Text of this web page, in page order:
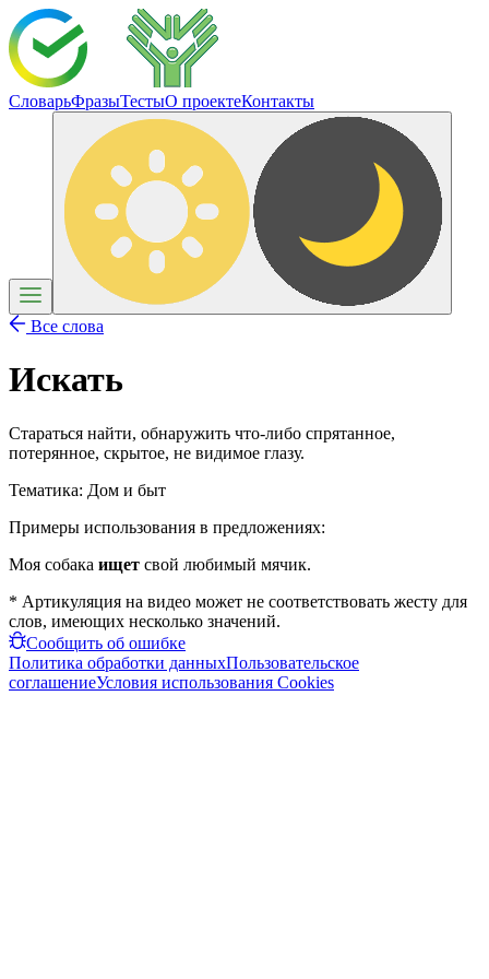
СловарьФразыТестыО проектеКонтакты
Все слова
Искать
Стараться найти, обнаружить что-либо спрятанное,
потерянное, скрытое, не видимое глазу.
Тематика: Дом и быт
Примеры использования в предложениях:
Моя собака ищет свой любимый мячик.
* Артикуляция на видео может не соответствовать жесту для
слов, имеющих несколько значений.
Сообщить об ошибке
Политика обработки данныхПользовательское
соглашениеУсловия использования Cookies